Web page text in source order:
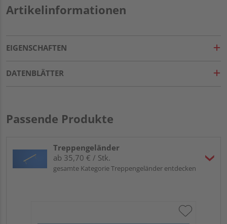
Artikelinformationen
EIGENSCHAFTEN
DATENBLÄTTER
Passende Produkte
Treppengeländer
ab 35,70 € / Stk.
gesamte Kategorie Treppengeländer entdecken